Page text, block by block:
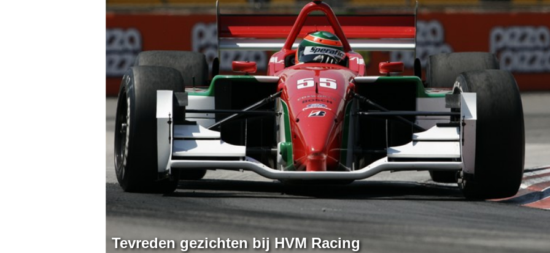
Tevreden gezichten bij HVM Racing